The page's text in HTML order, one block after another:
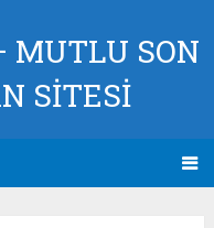
MUTLU SON
SİTESİ